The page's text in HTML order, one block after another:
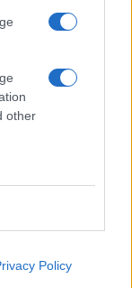
other
Policy
simili aveva
simili non
resti
capitolo
precolombiani
luce su